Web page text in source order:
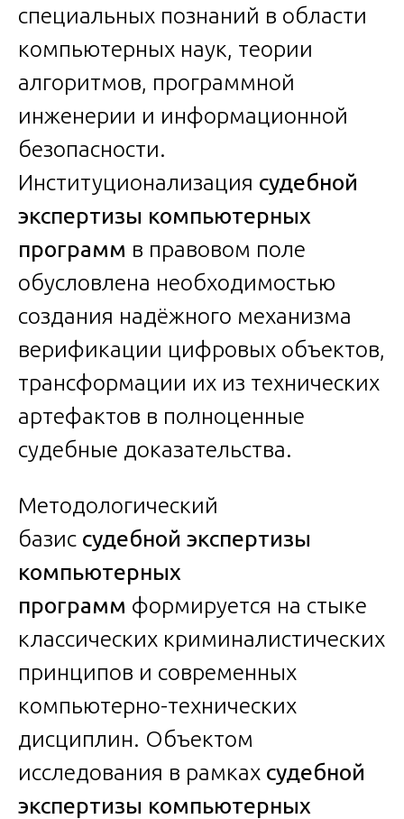
специальных познаний в области
компьютерных наук, теории
алгоритмов, программной
инженерии и информационной
безопасности.
Институционализация судебной
экспертизы компьютерных
программ в правовом поле
обусловлена необходимостью
создания надёжного механизма
верификации цифровых объектов,
трансформации их из технических
артефактов в полноценные
судебные доказательства.
Методологический
базис судебной экспертизы
компьютерных
программ формируется на стыке
классических криминалистических
принципов и современных
компьютерно-технических
дисциплин. Объектом
исследования в рамках судебной
экспертизы компьютерных